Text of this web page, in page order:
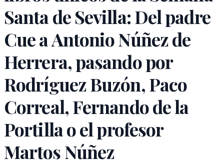
Santa de Sevilla: Del padre
Cue a Antonio Núñez de
Herrera, pasando por
Rodríguez Buzón, Paco
Correal, Fernando de la
Portilla o el profesor
Martos Núñez